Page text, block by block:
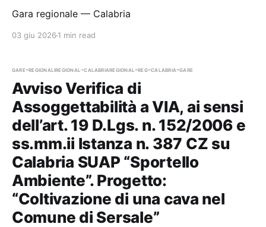
Gara regionale — Calabria
03 giu 2026 1 min read
gare-regionaliregional-calabriaregional-reg-calabria-gare
Avviso Verifica di
Assoggettabilità a VIA, ai sensi
dell’art. 19 D.Lgs. n. 152/2006 e
ss.mm.ii Istanza n. 387 CZ su
Calabria SUAP “Sportello
Ambiente”. Progetto:
“Coltivazione di una cava nel
Comune di Sersale”